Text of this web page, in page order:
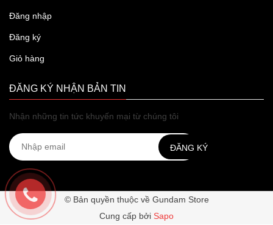
Đăng nhập
Đăng ký
Giỏ hàng
ĐĂNG KÝ NHẬN BẢN TIN
Nhận những tin tức khuyến mại từ chúng tôi
ĐĂNG KÝ
© Bản quyền thuộc về Gundam Store
Cung cấp bởi Sapo